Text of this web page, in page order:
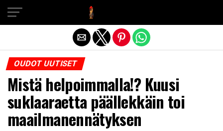
OUDOT UUTISET
Mistä helpoimmalla!? Kuusi
suklaaraetta päällekkäin toi
maailmanennätyksen
Exit mobile version